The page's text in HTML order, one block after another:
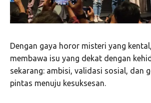
Dengan gaya horor misteri yang
membawa isu yang dekat dengan
sekarang: ambisi, validasi sosial, dan
pintas menuju kesuksesan.